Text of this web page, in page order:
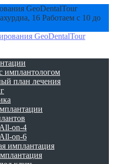
GeoDentalTour
16 Работаем с 10 до
имплантологом
план лечения
on-4
on-6
имплантация